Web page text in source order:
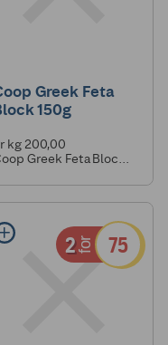
Greek Feta
150g
kg 200,00
Greek Feta Block
2for 75